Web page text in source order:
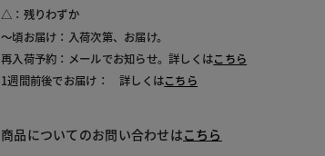
△：残りわずか
～頃お届け：入荷次第、お届け。
再入荷予約：メールでお知らせ。詳しくはこちら
1週間前後でお届け： 詳しくはこちら
商品についてのお問い合わせはこちら